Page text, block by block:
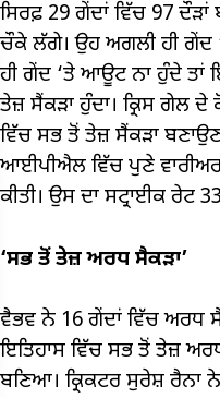
ਸਿਰਫ਼ 29 ਗੇਂਦਾਂ ਵਿੱਚ 97
ਚੌਕੇ ਲੱਗੇ। ਉਹ ਅਗਲੀ ਹੀ
ਹੀ ਗੇਂਦ ‘ਤੇ ਆਊਟ ਨਾ ਹੁੰਦੇ
ਤੇਜ਼ ਸੈਂਕੜਾ ਹੁੰਦਾ। ਕ੍ਰਿਸ
ਵਿੱਚ ਸਭ ਤੋਂ ਤੇਜ਼ ਸੈਂਕੜਾ
ਆਈਪੀਐਲ ਵਿੱਚ ਪੁਣੇ
ਕੀਤੀ। ਉਸ ਦਾ ਸਟ੍ਰਾਈਕ ਰੇਟ
‘ਸਭ ਤੋਂ ਤੇਜ਼ ਅਰਧ ਸੈਕੜਾ’
ਵੈਭਵ ਨੇ 16 ਗੇਂਦਾਂ ਵਿੱਚ
ਇਤਿਹਾਸ ਵਿੱਚ ਸਭ ਤੋਂ ਤੇਜ਼
ਬਣਿਆ। ਕ੍ਰਿਕਟਰ ਸੁਰੇਸ਼ ਰੈਨਾ